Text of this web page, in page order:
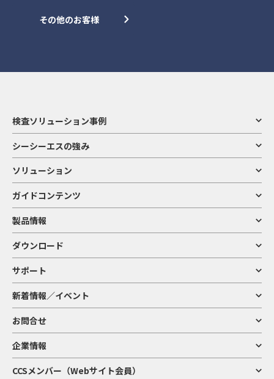
その他のお客様
検査ソリューション事例
シーシーエスの強み
ソリューション
ガイドコンテンツ
製品情報
ダウンロード
サポート
新着情報／イベント
お問合せ
企業情報
CCSメンバー（Webサイト会員）